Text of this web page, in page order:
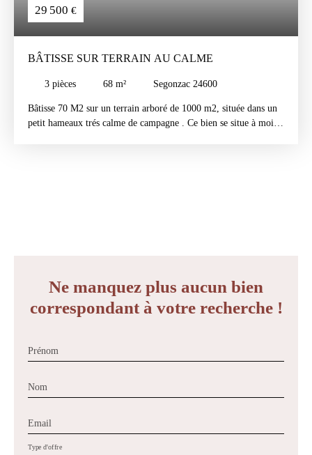
29 500 €
BÂTISSE SUR TERRAIN AU CALME
3 pièces 68 m² Segonzac 24600
Bâtisse 70 M2 sur un terrain arboré de 1000 m2, située dans un
petit hameaux trés calme de campagne . Ce bien se situe à moins
Ne manquez plus aucun bien
correspondant à votre recherche !
Prénom
Nom
Email
Type d'offre